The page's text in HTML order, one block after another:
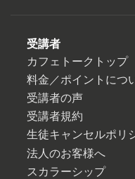
受講者
カフェトークトップ
料金／ポイントにつ
受講者の声
受講者規約
生徒キャンセルポリ
法人のお客様へ
スカラーシップ